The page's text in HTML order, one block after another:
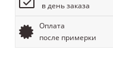
в день заказа
Оплата
после примерки